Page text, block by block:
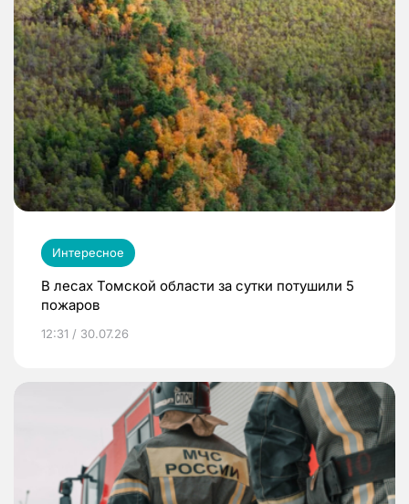
Интересное
В лесах Томской области за сутки потушили 5
пожаров
12:31 / 30.07.26